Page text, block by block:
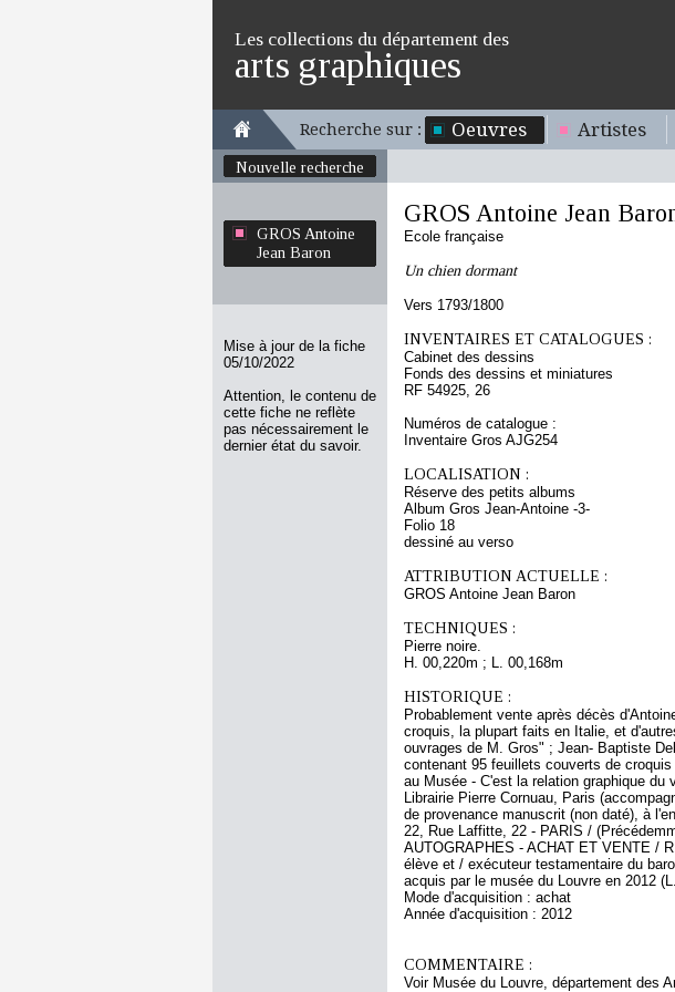
Les collections du département des
arts graphiques
Recherche sur : Oeuvres Artistes
Nouvelle recherche
GROS Antoine
Jean Baron
Mise à jour de la fiche
05/10/2022
Attention, le contenu de
cette fiche ne reflète
pas nécessairement le
dernier état du savoir.
GROS Antoine Jean
Ecole française
Un chien dormant
Vers 1793/1800
INVENTAIRES ET CATALOGUES :
Cabinet des dessins
Fonds des dessins et miniatures
RF 54925, 26
Numéros de catalogue :
Inventaire Gros AJG254
LOCALISATION :
Réserve des petits albums
Album Gros Jean-Antoine -3-
Folio 18
dessiné au verso
ATTRIBUTION ACTUELLE :
GROS Antoine Jean Baron
TECHNIQUES :
Pierre noire.
H. 00,220m ; L. 00,168m
HISTORIQUE :
Probablement vente après décès
croquis, la plupart faits en Italie, et
ouvrages de M. Gros" ; Jean- Baptiste
contenant 95 feuillets couverts de
au Musée - C'est la relation graphique
Librairie Pierre Cornuau, Paris
de provenance manuscrit (non daté), à
22, Rue Laffitte, 22 - PARIS /
AUTOGRAPHES - ACHAT ET VENTE /
élève et / exécuteur testamentaire du
acquis par le musée du Louvre en 2012
Mode d'acquisition : achat
Année d'acquisition : 2012
COMMENTAIRE :
Voir Musée du Louvre, département des